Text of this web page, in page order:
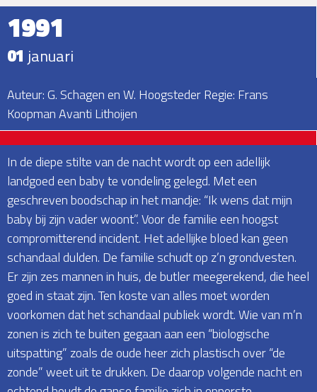
1991
01 januari
Auteur: G. Schagen en W. Hoogsteder Regie: Frans
Koopman Avanti Lithoijen
In de diepe stilte van de nacht wordt op een adellijk
landgoed een baby te vondeling gelegd. Met een
geschreven boodschap in het mandje: “Ik wens dat mijn
baby bij zijn vader woont”. Voor de familie een hoogst
compromitterend incident. Het adellijke bloed kan geen
schandaal dulden. De familie schudt op z’n grondvesten.
Er zijn zes mannen in huis, de butler meegerekend, die heel
goed in staat zijn. Ten koste van alles moet worden
voorkomen dat het schandaal publiek wordt. Wie van m’n
zonen is zich te buiten gegaan aan een “biologische
uitspatting” zoals de oude heer zich plastisch over “de
zonde” weet uit te drukken. De daarop volgende nacht en